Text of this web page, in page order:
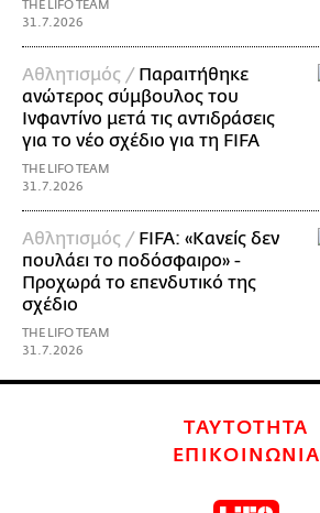
THE LIFO TEAM
31.7.2026
Αθλητισμός / Παραιτήθηκε
ανώτερος σύμβουλος του
Ινφαντίνο μετά τις αντιδράσεις
για το νέο σχέδιο για τη FIFA
THE LIFO TEAM
31.7.2026
Αθλητισμός / FIFA: «Κανείς δεν
πουλάει το ποδόσφαιρο» -
Προχωρά το επενδυτικό της
σχέδιο
THE LIFO TEAM
31.7.2026
ΤΑΥΤΟΤΗΤΑ
ΕΠΙΚΟΙΝΩΝΙΑ